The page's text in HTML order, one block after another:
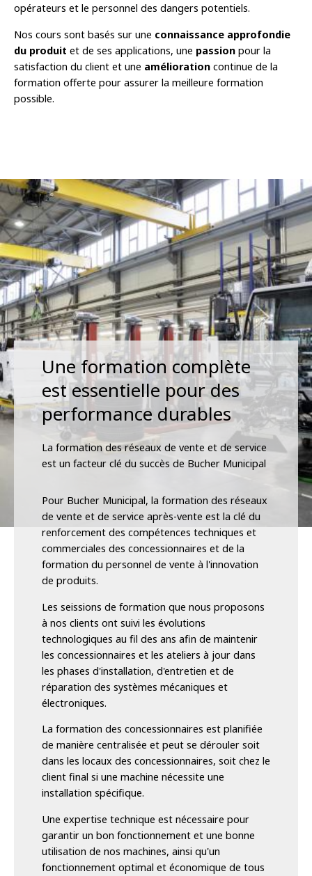
opérateurs et le personnel des dangers potentiels.
Nos cours sont basés sur une connaissance approfondie
du produit et de ses applications, une passion pour la
satisfaction du client et une amélioration continue de la
formation offerte pour assurer la meilleure formation
possible.
Une formation complète
est essentielle pour des
performance durables
La formation des réseaux de vente et de service
est un facteur clé du succès de Bucher Municipal
Pour Bucher Municipal, la formation des réseaux
de vente et de service après-vente est la clé du
renforcement des compétences techniques et
commerciales des concessionnaires et de la
formation du personnel de vente à l'innovation
de produits.
Les seissions de formation que nous proposons
à nos clients ont suivi les évolutions
technologiques au fil des ans afin de maintenir
les concessionnaires et les ateliers à jour dans
les phases d'installation, d'entretien et de
réparation des systèmes mécaniques et
électroniques.
La formation des concessionnaires est planifiée
de manière centralisée et peut se dérouler soit
dans les locaux des concessionnaires, soit chez le
client final si une machine nécessite une
installation spécifique.
Une expertise technique est nécessaire pour
garantir un bon fonctionnement et une bonne
utilisation de nos machines, ainsi qu'un
fonctionnement optimal et économique de tous